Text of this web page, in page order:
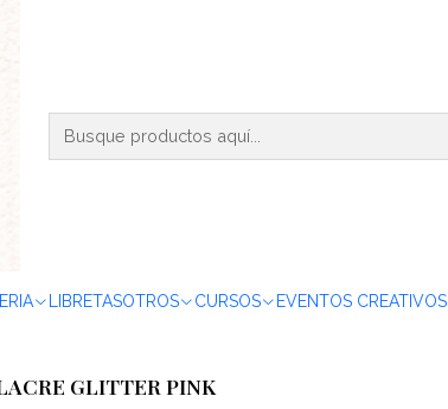
LIBRETASOTROS CURSOS EVENTOS CREATIVOS
Mangos
VINTAGE - REY
GLITTER PINK